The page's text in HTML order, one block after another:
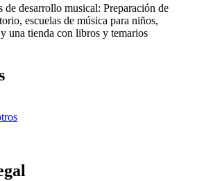
de desarrollo musical: Preparación de
escuelas de música para niños,
una tienda con libros y temarios